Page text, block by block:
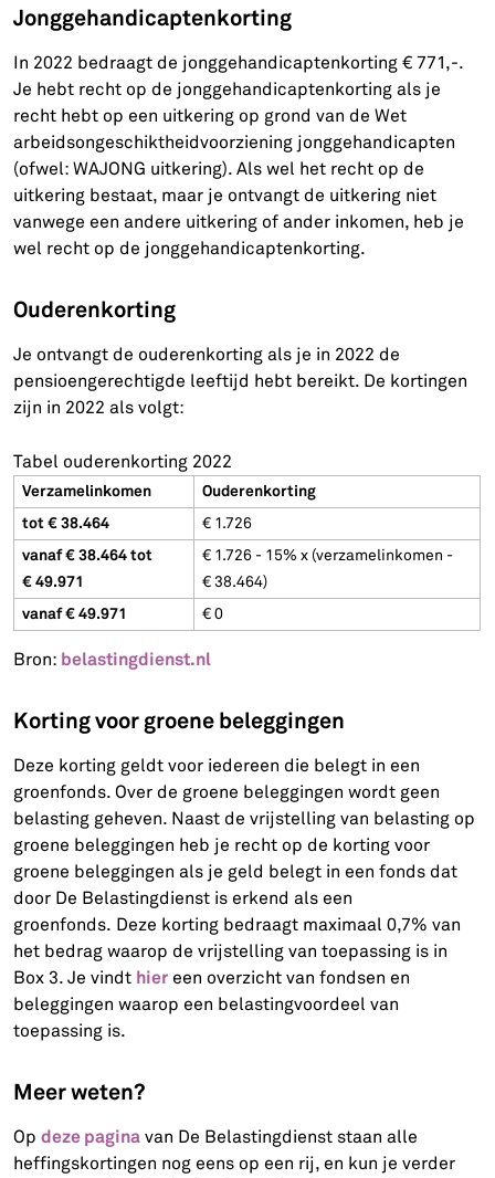
Jonggehandicaptenkorting
In 2022 bedraagt de jonggehandicaptenkorting € 771,-.
Je hebt recht op de jonggehandicaptenkorting als je
recht hebt op een uitkering op grond van de Wet
arbeidsongeschiktheidvoorziening jonggehandicapten
(ofwel: WAJONG uitkering). Als wel het recht op de
uitkering bestaat, maar je ontvangt de uitkering niet
vanwege een andere uitkering of ander inkomen, heb je
wel recht op de jonggehandicaptenkorting.
Ouderenkorting
Je ontvangt de ouderenkorting als je in 2022 de
pensioengerechtigde leeftijd hebt bereikt. De kortingen
zijn in 2022 als volgt:
Tabel ouderenkorting 2022
Verzamelinkomen
Ouderenkorting
tot € 38.464
€ 1.726
vanaf € 38.464 tot
€ 49.971
€ 1.726 - 15% x (verzamelinkomen -
€ 38.464)
vanaf € 49.971 € 0
Bron: belastingdienst.nl
Korting voor groene beleggingen
Deze korting geldt voor iedereen die belegt in een
groenfonds. Over de groene beleggingen wordt geen
belasting geheven. Naast de vrijstelling van belasting op
groene beleggingen heb je recht op de korting voor
groene beleggingen als je geld belegt in een fonds dat
door De Belastingdienst is erkend als een
groenfonds. Deze korting bedraagt maximaal 0,7% van
het bedrag waarop de vrijstelling van toepassing is in
Box 3. Je vindt hier een overzicht van fondsen en
beleggingen waarop een belastingvoordeel van
toepassing is.
Meer weten?
Opdeze pagina van De Belastingdienst staan alle
heffingskortingen nog eens op een rij, en kun je verder